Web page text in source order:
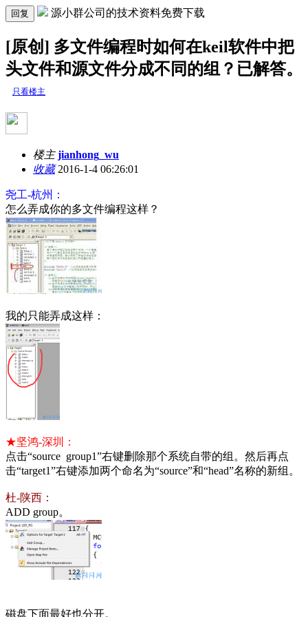
回复 源小群公司的技术资料免费下载
[原创] 多文件编程时如何在keil软件中把
头文件和源文件分成不同的组？已解答。
只看楼主
楼主 jianhong_wu
收藏2016-1-4 06:26:01
尧工-杭州：
怎么弄成你的多文件编程这样？
我的只能弄成这样：
★坚鸿-深圳：
点击“source group1”右键删除那个系统自带的组。然后再点
击“target1”右键添加两个命名为“source”和“head”名称的新组。
杜-陕西：
ADD group。
磁盘下面最好也分开。